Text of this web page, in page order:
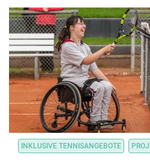
Biebricher Schlossgesprächs
Wiesbaden.
INKLUSIVE TENNISANGEBOTE